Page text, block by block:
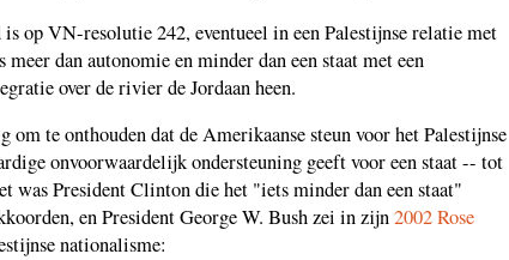
is op VN-resolutie 242, eventueel in een Palestijnse relatie met
dan autonomie en minder dan een staat met een
over de rivier de Jordaan heen.
te onthouden dat de Amerikaanse steun voor het Palestijnse
onvoorwaardelijk ondersteuning geeft voor een staat -- tot
was President Clinton die het "iets minder dan een staat"
en President George W. Bush zei in zijn2002 Rose
nationalisme: